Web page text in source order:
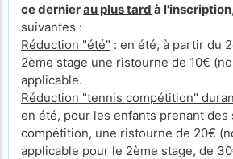
ce dernierau plus tard à l'inscription
suivantes :
Réduction "été" : en été, à partir du
2ème stage une ristourne de 10€
applicable.
Réduction "tennis compétition"
en été, pour les enfants prenant des
compétition, une ristourne de 20€
applicable pour le 2ème stage, de